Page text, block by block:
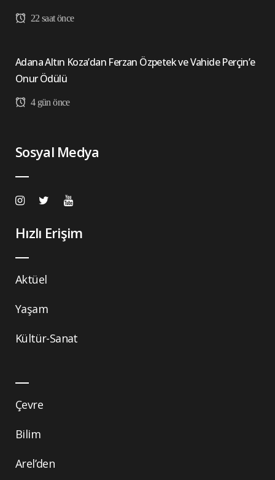
22 saat önce
Adana Altın Koza’dan Ferzan Özpetek ve Vahide Perçin’e
Onur Ödülü
4 gün önce
Sosyal Medya
Hızlı Erişim
Aktüel
Yaşam
Kültür-Sanat
Çevre
Bilim
Arel’den